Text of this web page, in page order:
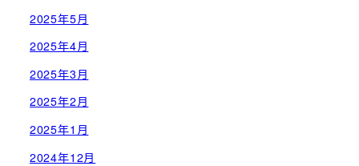
2025年5月
2025年4月
2025年3月
2025年2月
2025年1月
2024年12月